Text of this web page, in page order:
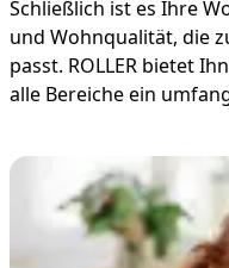
Schließlich ist es Ihre
und Wohnqualität, die
passt. ROLLER bietet
alle Bereiche ein